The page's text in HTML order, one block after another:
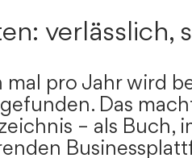
verlässlich,
pro Jahr wird
Das
– als Buch,